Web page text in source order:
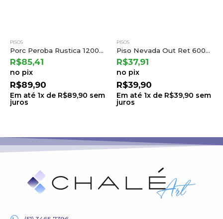
PISOS
Porc Peroba Rustica 120028 a Embramaco
R$85,41
no pix
R$89,90
Em até 1x de R$89,90 sem
juros
PISOS
Piso Nevada Out Ret 60041 60×60 a Embramaco (2,52) T.71 C.6 L.0508
R$37,91
no pix
R$39,90
Em até 1x de R$39,90 sem
juros